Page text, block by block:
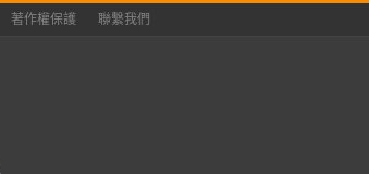
著作權保護 聯繫我們